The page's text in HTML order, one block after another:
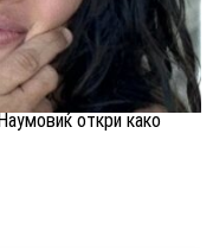
откри како